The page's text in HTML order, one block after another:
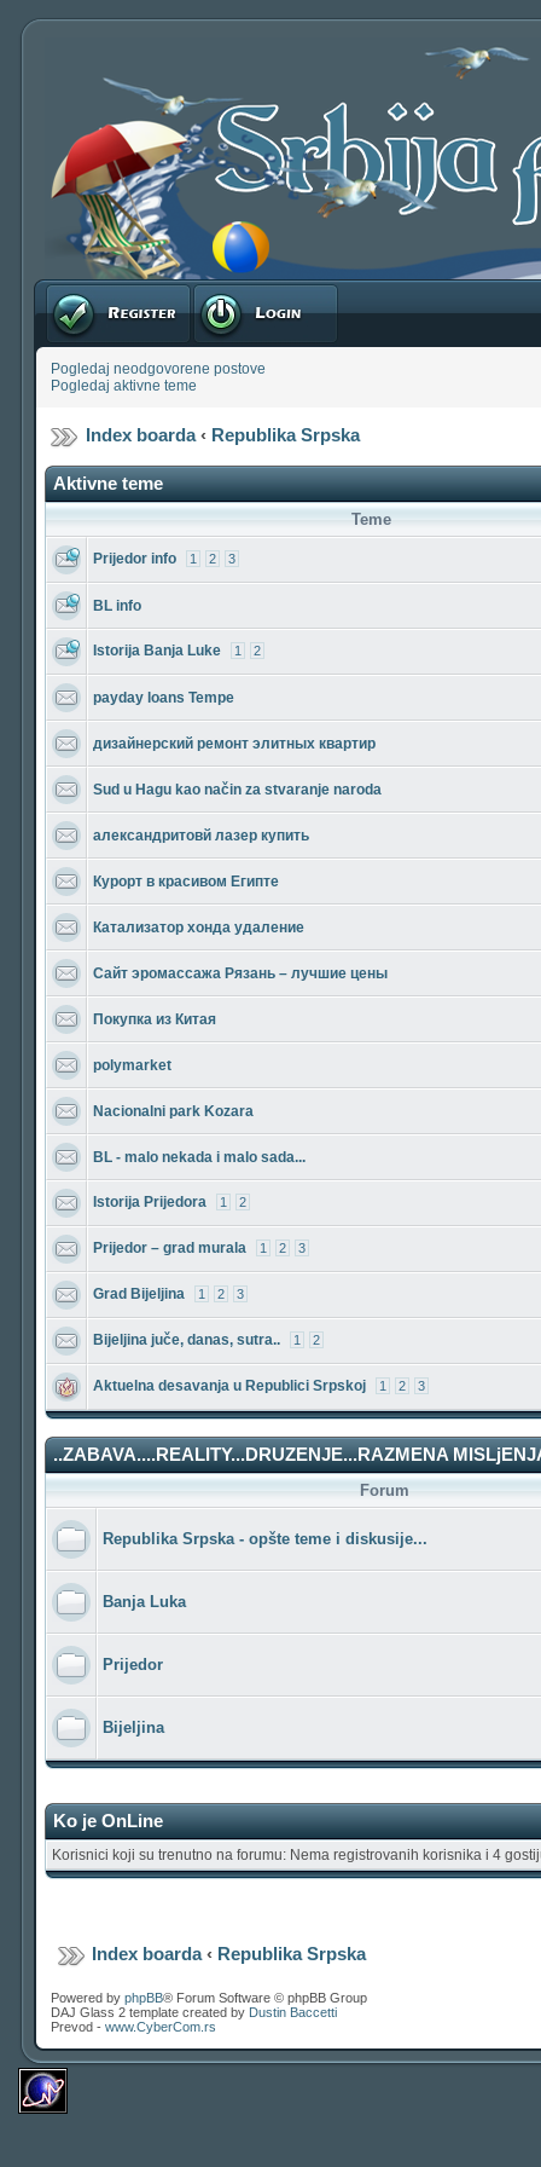
Registruj se Prijavite se
Pogledaj neodgovorene postove
Pogledaj aktivne teme
Index boarda‹ Republika Srpska
Aktivne teme
Teme
Prijedor info 1 2 3
BL info
Istorija Banja Luke 1 2
payday loans Tempe
дизайнерский ремонт элитных квартир
Sud u Hagu kao način za stvaranje naroda
александритовй лазер купить
Курорт в красивом Египте
Катализатор хонда удаление
Сайт эромассажа Рязань – лучшие цены
Покупка из Китая
polymarket
Nacionalni park Kozara
BL - malo nekada i malo sada...
Istorija Prijedora 1 2
Prijedor – grad murala 1 2 3
Grad Bijeljina 1 2 3
Bijeljina juče, danas, sutra.. 1 2
Aktuelna desavanja u Republici Srpskoj 1 2 3
..ZABAVA....REALITY...DRUZENJE...RAZMENA
Forum
Republika Srpska - opšte teme i diskusije...
Banja Luka
Prijedor
Bijeljina
Ko je OnLine
Korisnici koji su trenutno na forumu: Nema registrovanih korisnika i 4
Index boarda‹ Republika Srpska
Powered by phpBB® Forum Software © phpBB Group
DAJ Glass 2 template created by Dustin Baccetti
Prevod - www.CyberCom.rs